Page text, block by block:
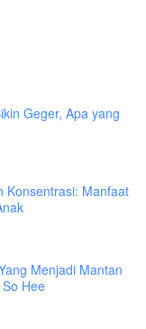
Geger, Apa yang
Konsentrasi: Manfaat
Menjadi Mantan
Hee